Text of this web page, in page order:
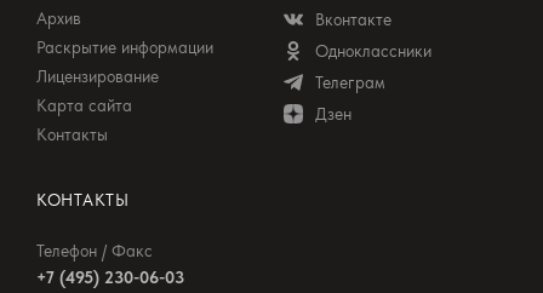
Архив
Раскрытие информации
Лицензирование
Карта сайта
Контакты
Вконтакте
Одноклассники
Телеграм
Дзен
КОНТАКТЫ
Телефон / Факс
+7 (495) 230-06-03